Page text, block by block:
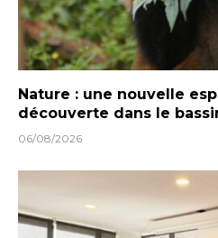
Nature : une nouvelle
découverte dans le
06/08/2026